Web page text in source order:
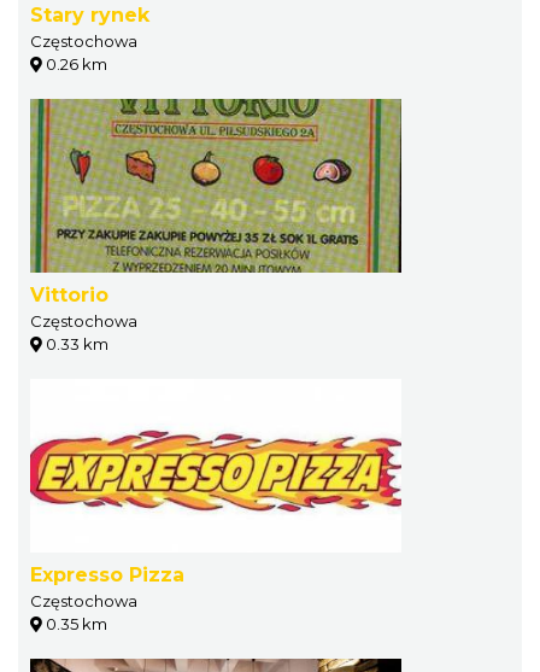
Stary rynek
Częstochowa
0.26 km
Vittorio
Częstochowa
0.33 km
Expresso Pizza
Częstochowa
0.35 km